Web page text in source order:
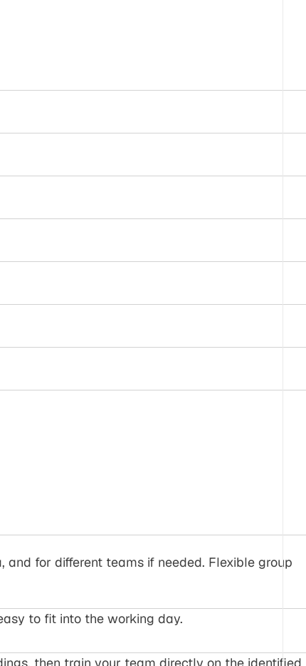
for different teams if needed. Flexible group
to fit into the working day.
then train your team directly on the identified